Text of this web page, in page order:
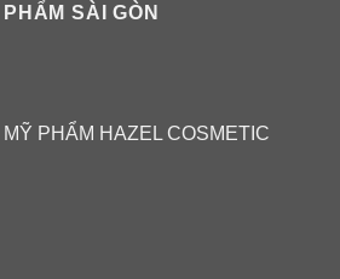
SÀI GÒN
PHẨM HAZEL COSMETIC